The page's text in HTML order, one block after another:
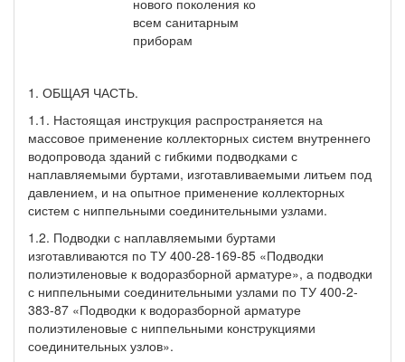
всем санитарным
приборам
1. ОБЩАЯ ЧАСТЬ.
1.1. Настоящая инструкция распространяется на
массовое применение коллекторных систем внутреннего
водопровода зданий с гибкими подводками с
наплавляемыми буртами, изготавливаемыми литьем под
давлением, и на опытное применение коллекторных
систем с ниппельными соединительными узлами.
1.2. Подводки с наплавляемыми буртами
изготавливаются по ТУ 400-28-169-85 «Подводки
полиэтиленовые к водоразборной арматуре», а подводки
с ниппельными соединительными узлами по ТУ 400-2-
383-87 «Подводки к водоразборной арматуре
полиэтиленовые с ниппельными конструкциями
соединительных узлов».